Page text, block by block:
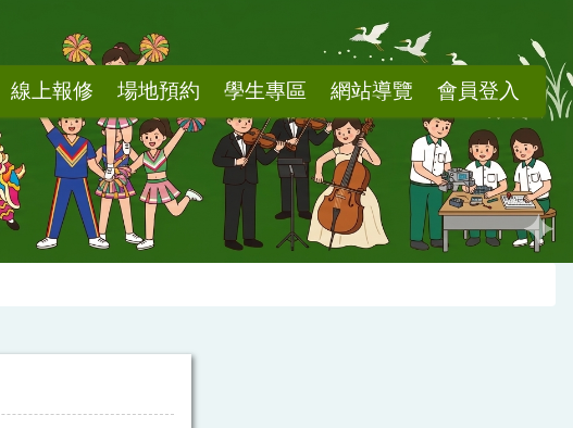
線上報修 場地預約 學生專區 網站導覽 會員登入